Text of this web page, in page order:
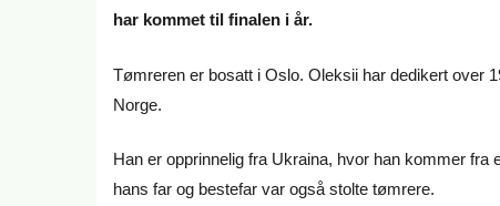
har kommet til finalen i år.
Tømreren er bosatt i Oslo. Oleksii har dedikert over
Norge.
Han er opprinnelig fra Ukraina, hvor han kommer
hans far og bestefar var også stolte tømrere.